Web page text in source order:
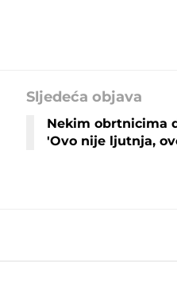
Sljedeća objava
Nekim obrtnicima
'Ovo nije ljutnja,